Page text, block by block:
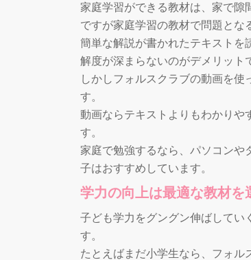
家庭学習ができる教材は、家で隙
ですが家庭学習の教材で問題とな
簡単な解説が書かれたテキストを
解度が深まらないのがデメリット
しかしフォルスクラブの動画を
す。
動画ならテキストよりもわかりや
す。
家庭で勉強するなら、パソコンや
子はおすすめしています。
学力の向上は最適な教材を
子ども学力をグングン伸ばしてい
す。
たとえばまだ小学生なら、フォル